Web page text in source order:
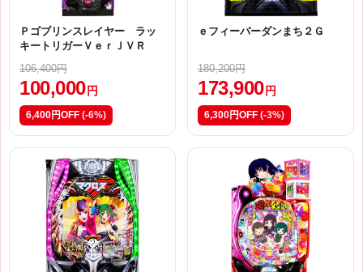
Ｐゴブリンスレイヤー ラッ
キートリガーＶｅｒＪＶＲ
106,400円
100,000 円
6,400円OFF (-6%)
ｅフィーバーダンまち２Ｇ
180,200円
173,900 円
6,300円OFF (-3%)